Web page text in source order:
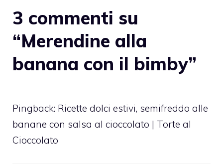
3 commenti su
“Merendine alla
banana con il bimby”
Pingback: Ricette dolci estivi, semifreddo alle
banane con salsa al cioccolato | Torte al
Cioccolato